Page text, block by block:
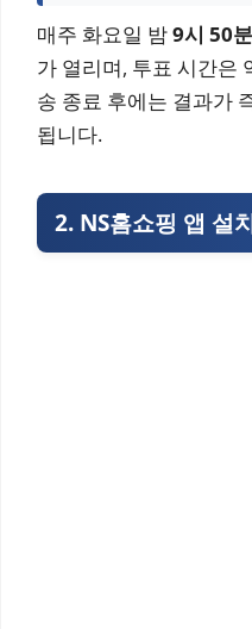
매주 화요일 밤9시 50분
가 열리며, 투표 시간은
송 종료 후에는 결과가
됩니다.
2. NS홈쇼핑 앱 설